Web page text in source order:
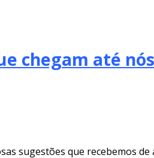
chegam até nós
sugestões que recebemos